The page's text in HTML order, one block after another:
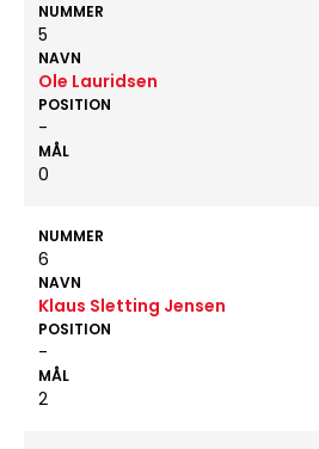
NUMMER
5
NAVN
Ole Lauridsen
POSITION
-
MÅL
0
NUMMER
6
NAVN
Klaus Sletting Jensen
POSITION
-
MÅL
2